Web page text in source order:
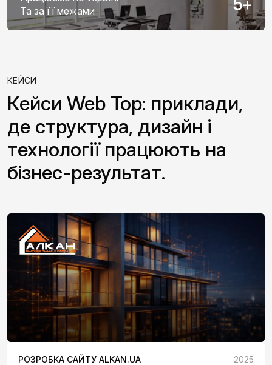
Та за її межами
КЕЙСИ
Кейси Web Top: приклади,
де структура, дизайн і
технології працюють на
бізнес-результат.
РОЗРОБКА САЙТУ ALKAN.UA 2025